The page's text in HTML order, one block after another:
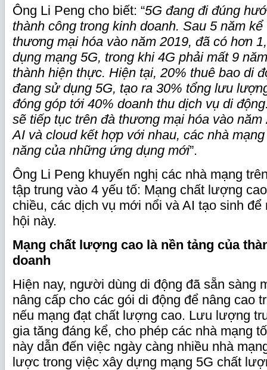
Ông Li Peng cho biết: “5G đang đi đúng
thành công trong kinh doanh. Sau 5 năm
thương mại hóa vào năm 2019, đã có hơn
dụng mạng 5G, trong khi 4G phải mất 9
thành hiện thực. Hiện tại, 20% thuê bao di
đang sử dụng 5G, tạo ra 30% tổng lưu
đóng góp tới 40% doanh thu dịch vụ di
sẽ tiếp tục trên đà thương mại hóa vào năm
AI và cloud kết hợp với nhau, các nhà
năng của những ứng dụng mới”.
Ông Li Peng khuyến nghị các nhà mạng
tập trung vào 4 yếu tố: Mạng chất lượng
chiều, các dịch vụ mới nổi và AI tạo sinh
hội này.
Mạng chất lượng cao là nền tảng của
doanh
Hiện nay, người dùng di động đã sẵn sàng
nâng cấp cho các gói di động để nâng cao
nếu mạng đạt chất lượng cao. Lưu lượng
gia tăng đáng kể, cho phép các nhà mạng
này dẫn đến việc ngày càng nhiều nhà
lược trong việc xây dựng mạng 5G chất